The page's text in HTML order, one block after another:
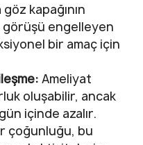
kapağının
görüşü engelleyen
bir amaç için
Ameliyat
oluşabilir, ancak
içinde azalır.
çoğunluğu, bu